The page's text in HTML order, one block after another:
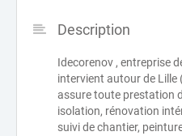
Description
Idecorenov , entreprise
intervient autour de Lille
assure toute prestation
isolation, rénovation
suivi de chantier,